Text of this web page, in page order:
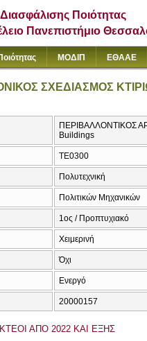
Ποιότητας
Πανεπιστήμιο
ΜΟΔΙΠ ΕΘΑΑΕ
ΣΧΕΔΙΑΣΜΟΣ
ΠΕΡΙΒΑΛΛΟΝΤΙΚΟΣ
Buildings
ΤΕ0300
Πολυτεχνική
Πολιτικών Μηχανικών
1ος / Προπτυχιακό
Χειμερινή
Όχι
Ενεργό
20000157
ΑΠΟ 2022 ΚΑΙ ΕΞΗΣ